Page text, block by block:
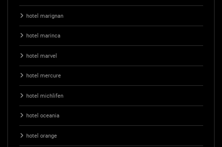
hotel marignan
hotel marinca
hotel marvel
hotel mercure
hotel michlifen
hotel oceania
hotel orange